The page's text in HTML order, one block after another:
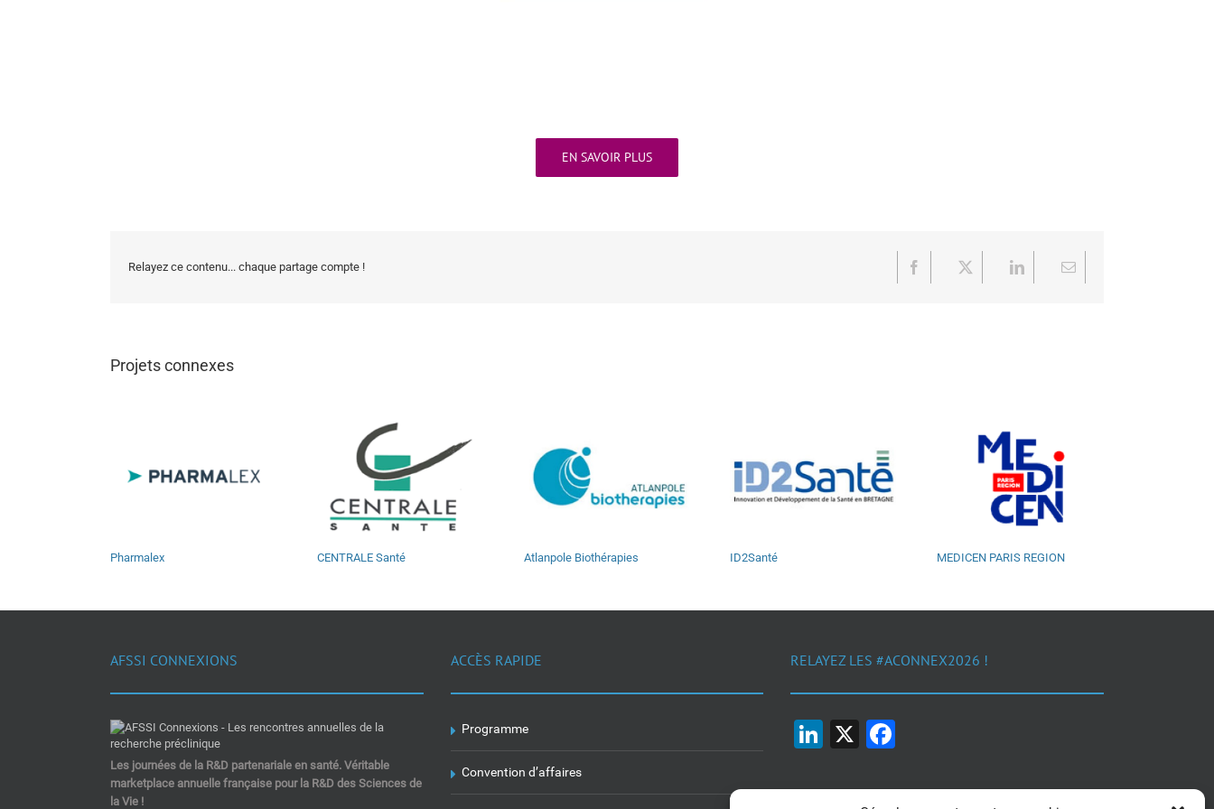
EN SAVOIR PLUS
Relayez ce contenu... chaque partage compte ! Facebook LinkedInEmail
Projets connexes
Pharmalex CENTRALE Santé Atlanpole Biothérapies ID2Santé MEDICEN PARIS REGION
AFSSI CONNEXIONS
Les journées de la R&D partenariale en santé. Véritable
marketplace annuelle française pour la R&D des Sciences de
la Vie !
ACCÈS RAPIDE
Programme
Convention d’affaires
RELAYEZ LES #ACONNEX2026 !
LinkedIn
X